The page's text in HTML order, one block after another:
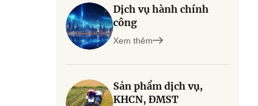
Dịch vụ hành chính
công
Xem thêm
Sản phẩm dịch vụ,
KHCN, ĐMST